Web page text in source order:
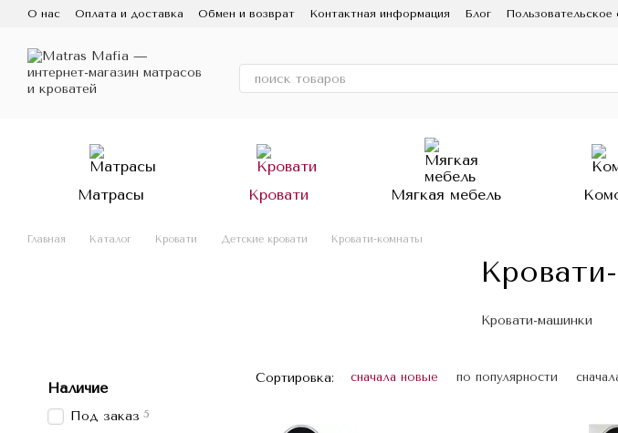
Перейти к основному контенту
О нас Оплата и доставка Обмен и возврат Контактная информация Блог Пользовательское
Матрасы Кровати Мягкая мебель
Главная Каталог Кровати Детские кровати Кровати-комнаты
Кровати-машинки
Сортировка: сначала новые по популярности
Наличие
Под заказ 5